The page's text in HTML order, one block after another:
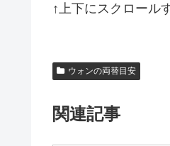
↑上下にスクロール
ウォンの両替目安
関連記事